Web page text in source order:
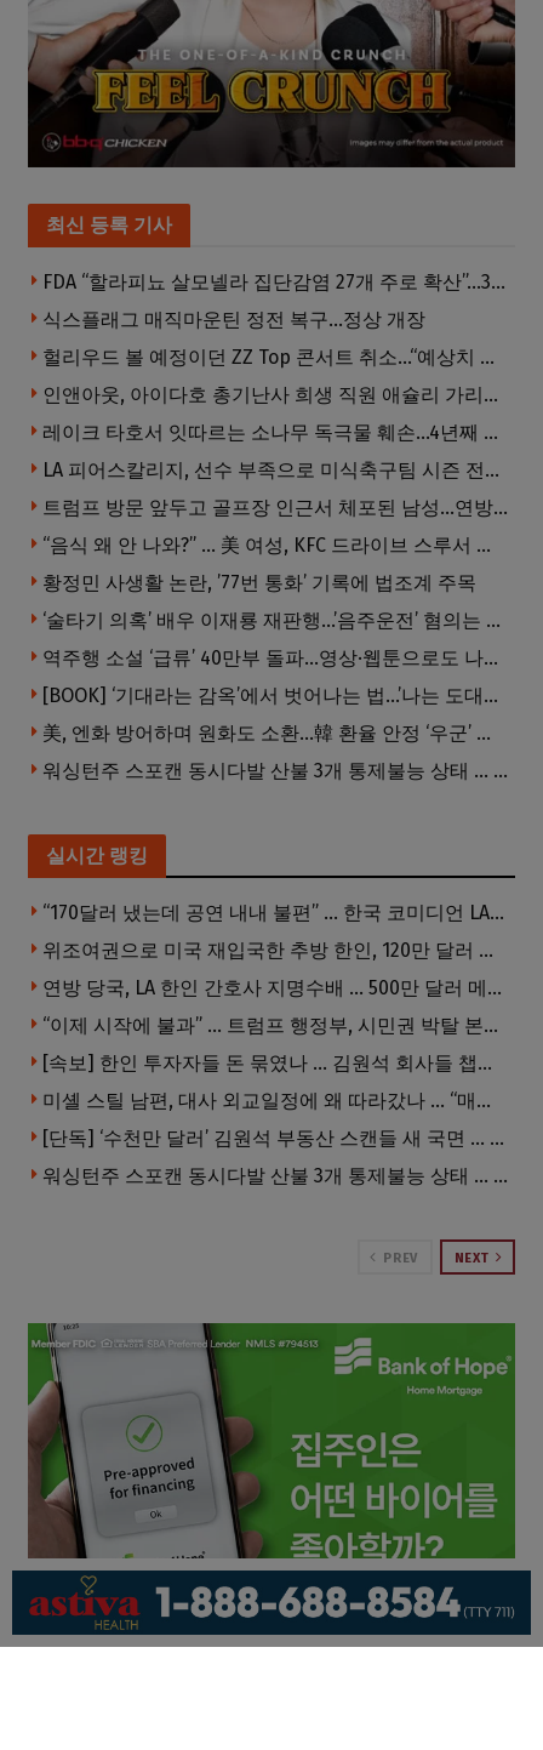
최신 등록 기사
FDA “할라피뇨 살모넬라 집단감염 27개 주로 확산”…345명 감염·36명 입원
식스플래그 매직마운틴 정전 복구…정상 개장
헐리우드 볼 예정이던 ZZ Top 콘서트 취소…“예상치 못한 인력 문제”
인앤아웃, 아이다호 총기난사 희생 직원 애슐리 가리베이 추모
레이크 타호서 잇따르는 소나무 독극물 훼손…4년째 용의자 오리무중
LA 피어스칼리지, 선수 부족으로 미식축구팀 시즌 전격 중단
트럼프 방문 앞두고 골프장 인근서 체포된 남성…연방 총기 혐의 적용
“음식 왜 안 나와?” … 美 여성, KFC 드라이브 스루서 소총 위협
황정민 사생활 논란, ’77번 통화’ 기록에 법조계 주목
‘술타기 의혹’ 배우 이재룡 재판행…’음주운전’ 혐의는 제외
역주행 소설 ‘급류’ 40만부 돌파…영상·웹툰으로도 나온다
[BOOK] ‘기대라는 감옥’에서 벗어나는 법…’나는 도대체 왜 눈치를 볼까’
美, 엔화 방어하며 원화도 소환…韓 환율 안정 ‘우군’ 되나
워싱턴주 스포캔 동시다발 산불 3개 통제불능 상태 … 이재민 수십만명
실시간 랭킹
“170달러 냈는데 공연 내내 불편” … 한국 코미디언 LA공연, 음향 불량에 외모 비하 개그 논란
위조여권으로 미국 재입국한 추방 한인, 120만 달러 은행 사기 행각
연방 당국, LA 한인 간호사 지명수배 … 500만 달러 메디캐어 사기, 선고 직전 한국 도주
“이제 시작에 불과” … 트럼프 행정부, 시민권 박탈 본격화
[속보] 한인 투자자들 돈 묶였나 … 김원석 회사들 챕터7 강제파산·자진파산 잇따라 신청
미셸 스틸 남편, 대사 외교일정에 왜 따라갔나 … “매우 이례적”
[단독] ‘수천만 달러’ 김원석 부동산 스캔들 새 국면 … 한인 투자자들 소송 잇따라 ‘디폴트’ 절차
워싱턴주 스포캔 동시다발 산불 3개 통제불능 상태 … 이재민 수십만명
PREV NEXT